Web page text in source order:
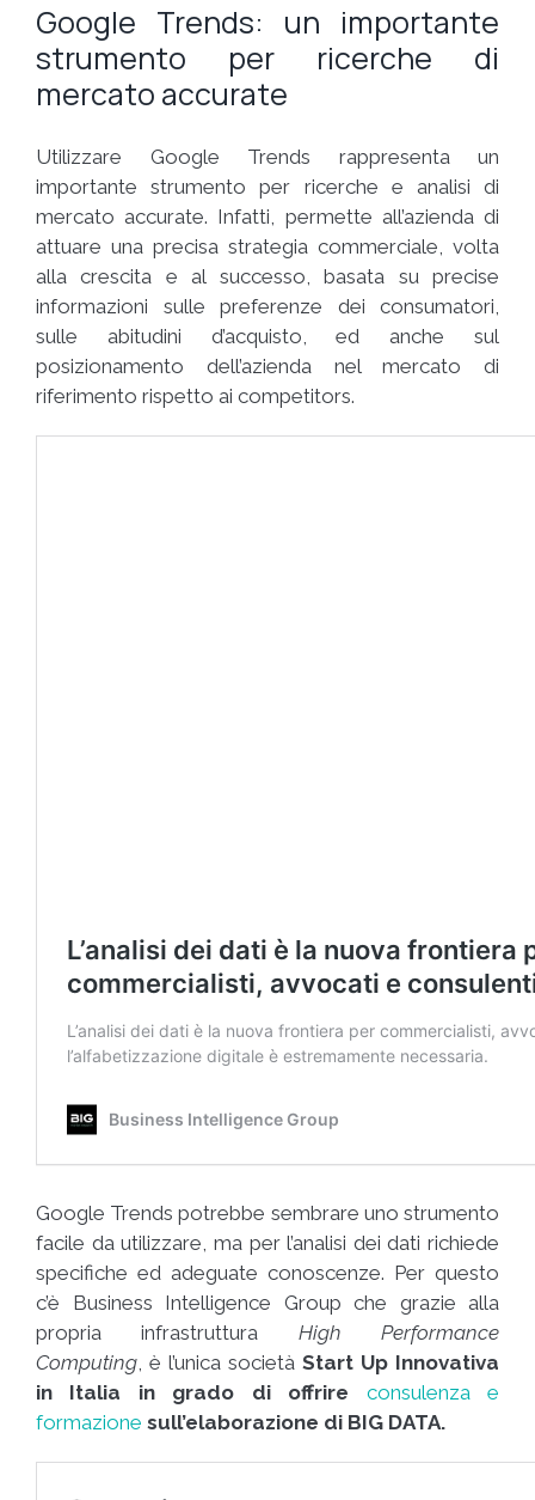
Google Trends: un importante
strumento per ricerche di
mercato accurate
Utilizzare Google Trends rappresenta un
importante strumento per ricerche e analisi di
mercato accurate. Infatti, permette all’azienda di
attuare una precisa strategia commerciale, volta
alla crescita e al successo, basata su precise
informazioni sulle preferenze dei consumatori,
sulle abitudini d’acquisto, ed anche sul
posizionamento dell’azienda nel mercato di
riferimento rispetto ai competitors.
Google Trends potrebbe sembrare uno strumento
facile da utilizzare, ma per l’analisi dei dati richiede
specifiche ed adeguate conoscenze. Per questo
c’è Business Intelligence Group che grazie alla
propria infrastruttura High Performance
Computing, è l’unica società Start Up Innovativa
in Italia in grado di offrire consulenza e
formazione sull’elaborazione di BIG DATA.